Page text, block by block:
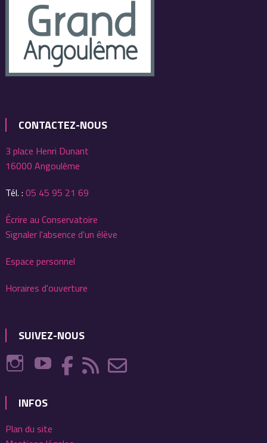
CONTACTEZ-NOUS
3 place Henri Dunant
16000 Angoulême
Tél. : 05 45 95 21 69
Écrire au Conservatoire
Signaler l'absence d'un élève
Espace personnel
Horaires d'ouverture
SUIVEZ-NOUS
INFOS
Plan du site